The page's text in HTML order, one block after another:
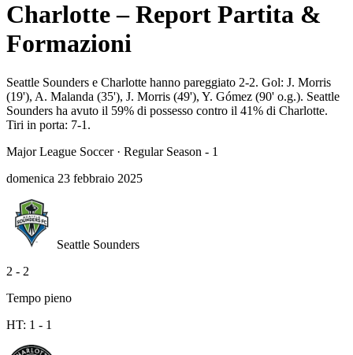
Charlotte – Report Partita &
Formazioni
Seattle Sounders e Charlotte hanno pareggiato 2-2. Gol: J. Morris
(19'), A. Malanda (35'), J. Morris (49'), Y. Gómez (90' o.g.). Seattle
Sounders ha avuto il 59% di possesso contro il 41% di Charlotte.
Tiri in porta: 7-1.
Major League Soccer· Regular Season - 1
domenica 23 febbraio 2025
Seattle Sounders
2 - 2
Tempo pieno
HT: 1 - 1